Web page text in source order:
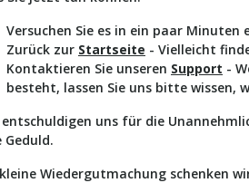
Versuchen Sie es in ein paar Minuten
Zurück zur Startseite - Vielleicht
Kontaktieren Sie unseren Support -
besteht, lassen Sie uns bitte wissen,
uns für die
Geduld.
Wiedergutmachung schenken